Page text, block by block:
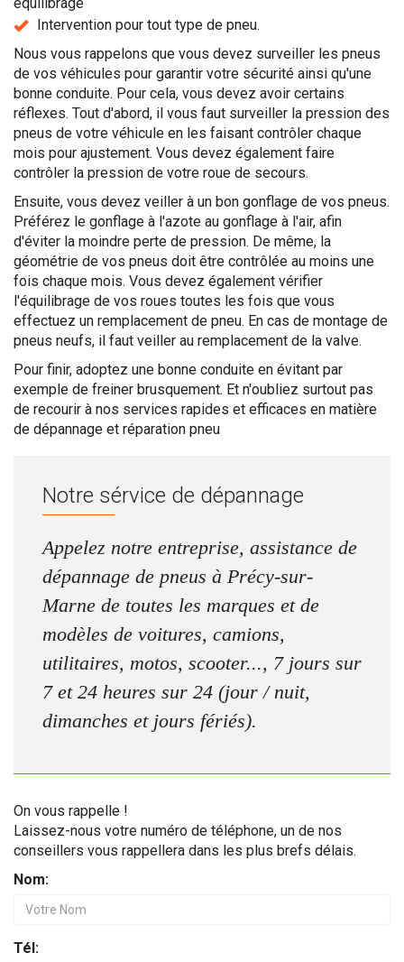
Intervention pour tout type de pneu.
Nous vous rappelons que vous devez surveiller les pneus
de vos véhicules pour garantir votre sécurité ainsi qu'une
bonne conduite. Pour cela, vous devez avoir certains
réflexes. Tout d'abord, il vous faut surveiller la pression des
pneus de votre véhicule en les faisant contrôler chaque
mois pour ajustement. Vous devez également faire
contrôler la pression de votre roue de secours.
Ensuite, vous devez veiller à un bon gonflage de vos pneus.
Préférez le gonflage à l'azote au gonflage à l'air, afin
d'éviter la moindre perte de pression. De même, la
géométrie de vos pneus doit être contrôlée au moins une
fois chaque mois. Vous devez également vérifier
l'équilibrage de vos roues toutes les fois que vous
effectuez un remplacement de pneu. En cas de montage de
pneus neufs, il faut veiller au remplacement de la valve.
Pour finir, adoptez une bonne conduite en évitant par
exemple de freiner brusquement. Et n'oubliez surtout pas
de recourir à nos services rapides et efficaces en matière
de dépannage et réparation pneu
Notre sérvice de dépannage
Appelez notre entreprise, assistance de
dépannage de pneus à Précy-sur-
Marne de toutes les marques et de
modèles de voitures, camions,
utilitaires, motos, scooter..., 7 jours sur
7 et 24 heures sur 24 (jour / nuit,
dimanches et jours fériés).
On vous rappelle !
Laissez-nous votre numéro de téléphone, un de nos
conseillers vous rappellera dans les plus brefs délais.
Nom:
Tél: